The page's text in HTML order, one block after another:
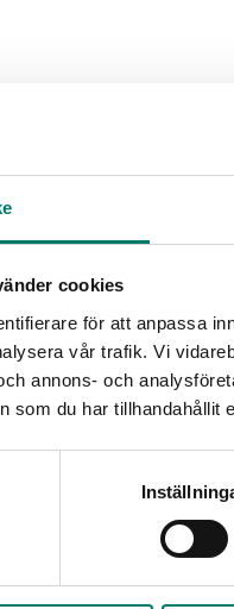
cookies
för att anpassa
vår trafik. Vi
annons- och
som du har